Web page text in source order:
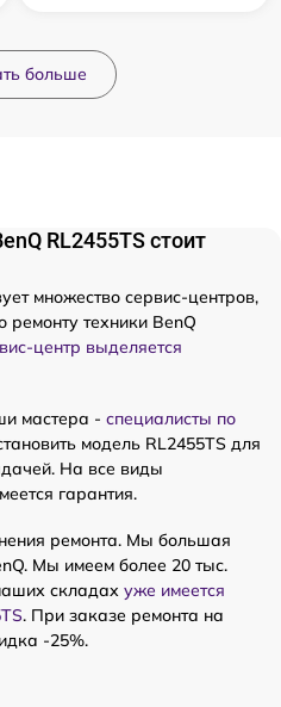
больше
RL2455TS стоит
множество сервис-центров,
ремонту техники BenQ
центр выделяется
мастера - специалисты по
модель RL2455TS для
На все виды
гарантия.
ремонта. Мы большая
Мы имеем более 20 тыс.
складах уже имеется
. При заказе ремонта на
-25%.